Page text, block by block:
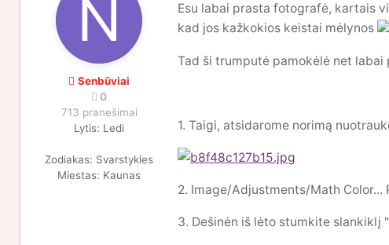
Senbūviai
0
713 pranešimai
Lytis: Ledi
Zodiakas: Svarstykles
Miestas: Kaunas
Esu labai prasta fotografė, kartais
kad jos kažkokios keistai mėlynos
Tad ši trumputė pamokėlė net
1. Taigi, atsidarome norimą
2. Image/Adjustments/Math Color...
3. Dešinėn iš lėto stumkite